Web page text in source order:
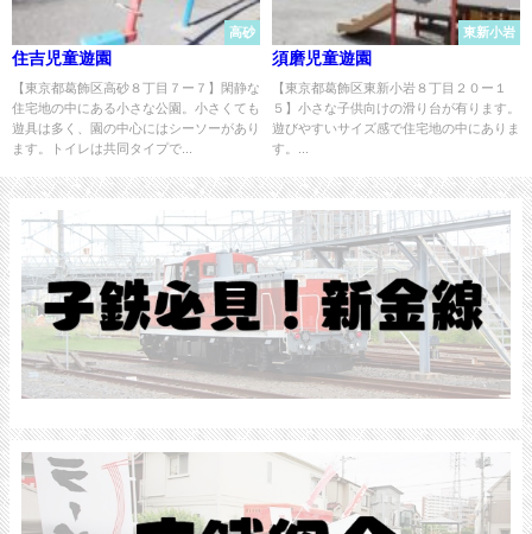
高砂
住吉児童遊園
【東京都葛飾区高砂８丁目７ー７】閑静な
住宅地の中にある小さな公園。小さくても
遊具は多く、園の中心にはシーソーがあり
ます。トイレは共同タイプで...
東新小岩
須磨児童遊園
【東京都葛飾区東新小岩８丁目２０ー１
５】小さな子供向けの滑り台が有ります。
遊びやすいサイズ感で住宅地の中にありま
す。...